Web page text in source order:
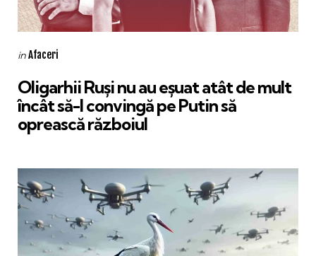
Categories
Posted
inAfaceri
Oligarhii Ruși nu au eșuat atât de mult
încât să-l convingă pe Putin să
oprească războiul